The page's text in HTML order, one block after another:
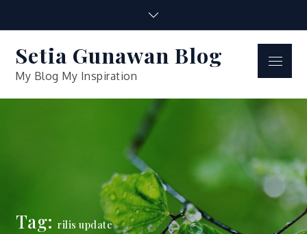
Setia Gunawan Blog
My Blog My Inspiration
Menu
Tag: rilis update